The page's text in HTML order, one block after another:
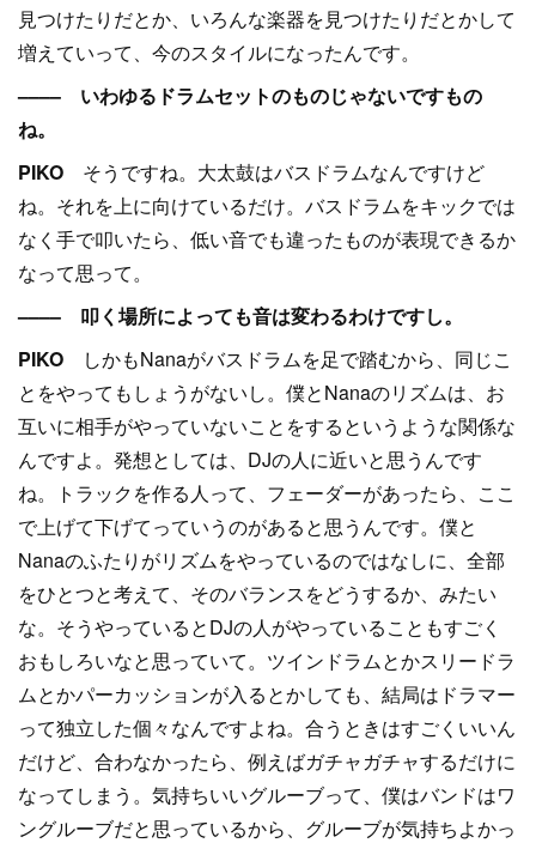
見つけたりだとか、いろんな楽器を見つけたりだとかして
増えていって、今のスタイルになったんです。
–––– いわゆるドラムセットのものじゃないですもの
ね。
PIKO そうですね。大太鼓はバスドラムなんですけど
ね。それを上に向けているだけ。バスドラムをキックでは
なく手で叩いたら、低い音でも違ったものが表現できるか
なって思って。
–––– 叩く場所によっても音は変わるわけですし。
PIKO しかもNanaがバスドラムを足で踏むから、同じこ
とをやってもしょうがないし。僕とNanaのリズムは、お
互いに相手がやっていないことをするというような関係な
んですよ。発想としては、DJの人に近いと思うんです
ね。トラックを作る人って、フェーダーがあったら、ここ
で上げて下げてっていうのがあると思うんです。僕と
Nanaのふたりがリズムをやっているのではなしに、全部
をひとつと考えて、そのバランスをどうするか、みたい
な。そうやっているとDJの人がやっていることもすごく
おもしろいなと思っていて。ツインドラムとかスリードラ
ムとかパーカッションが入るとかしても、結局はドラマー
って独立した個々なんですよね。合うときはすごくいいん
だけど、合わなかったら、例えばガチャガチャするだけに
なってしまう。気持ちいいグルーブって、僕はバンドはワ
ングルーブだと思っているから、グルーブが気持ちよかっ